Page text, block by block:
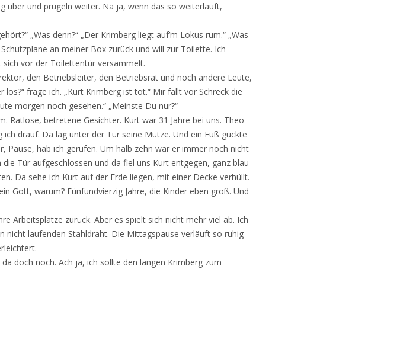
über und prügeln weiter. Na ja, wenn das so weiterläuft,
„Was denn?“ „Der Krimberg liegt auf’m Lokus rum.“ „Was
an meiner Box zurück und will zur Toilette. Ich
vor der Toilettentür versammelt.
den Betriebsleiter, den Betriebsrat und noch andere Leute,
frage ich. „Kurt Krimberg ist tot.“ Mir fällt vor Schreck die
morgen noch gesehen.“ „Meinste Du nur?“
Ratlose, betretene Gesichter. Kurt war 31 Jahre bei uns. Theo
drauf. Da lag unter der Tür seine Mütze. Und ein Fuß guckte
Pause, hab ich gerufen. Um halb zehn war er immer noch nicht
Tür aufgeschlossen und da fiel uns Kurt entgegen, ganz blau
Da sehe ich Kurt auf der Erde liegen, mit einer Decke verhüllt.
Gott, warum? Fünfundvierzig Jahre, die Kinder eben groß. Und
Arbeitsplätze zurück. Aber es spielt sich nicht mehr viel ab. Ich
nicht laufenden Stahldraht. Die Mittagspause verläuft so ruhig
doch noch. Ach ja, ich sollte den langen Krimberg zum